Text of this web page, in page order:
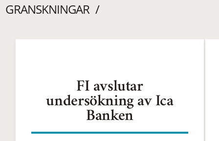
GRANSKNINGAR
FI avslutar
undersökning av Ica
Banken